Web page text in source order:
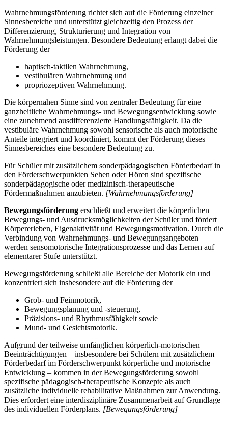
Wahrnehmungsförderung richtet sich auf die Förderung einzelner
Sinnesbereiche und unterstützt gleichzeitig den Prozess der
Differenzierung, Strukturierung und Integration von
Wahrnehmungsleistungen. Besondere Bedeutung erlangt dabei die
Förderung der
haptisch-taktilen Wahrnehmung,
vestibulären Wahrnehmung und
propriozeptiven Wahrnehmung.
Die körpernahen Sinne sind von zentraler Bedeutung für eine
ganzheitliche Wahrnehmungs- und Bewegungsentwicklung sowie
eine zunehmend ausdifferenzierte Handlungsfähigkeit. Da die
vestibuläre Wahrnehmung sowohl sensorische als auch motorische
Anteile integriert und koordiniert, kommt der Förderung dieses
Sinnesbereiches eine besondere Bedeutung zu.
Für Schüler mit zusätzlichem sonderpädagogischen Förderbedarf in
den Förderschwerpunkten Sehen oder Hören sind spezifische
sonderpädagogische oder medizinisch-therapeutische
Fördermaßnahmen anzubieten. [Wahrnehmungsförderung]
Bewegungsförderung erschließt und erweitert die körperlichen
Bewegungs- und Ausdrucksmöglichkeiten der Schüler und fördert
Körpererleben, Eigenaktivität und Bewegungsmotivation. Durch die
Verbindung von Wahrnehmungs- und Bewegungsangeboten
werden sensomotorische Integrationsprozesse und das Lernen auf
elementarer Stufe unterstützt.
Bewegungsförderung schließt alle Bereiche der Motorik ein und
konzentriert sich insbesondere auf die Förderung der
Grob- und Feinmotorik,
Bewegungsplanung und -steuerung,
Präzisions- und Rhythmusfähigkeit sowie
Mund- und Gesichtsmotorik.
Aufgrund der teilweise umfänglichen körperlich-motorischen
Beeinträchtigungen – insbesondere bei Schülern mit zusätzlichem
Förderbedarf im Förderschwerpunkt körperliche und motorische
Entwicklung – kommen in der Bewegungsförderung sowohl
spezifische pädagogisch-therapeutische Konzepte als auch
zusätzliche individuelle rehabilitative Maßnahmen zur Anwendung.
Dies erfordert eine interdisziplinäre Zusammenarbeit auf Grundlage
des individuellen Förderplans. [Bewegungsförderung]